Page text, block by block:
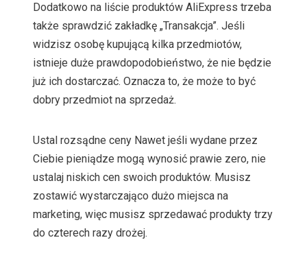
Dodatkowo na liście produktów AliExpress trzeba
także sprawdzić zakładkę „Transakcja”. Jeśli
widzisz osobę kupującą kilka przedmiotów,
istnieje duże prawdopodobieństwo, że nie będzie
już ich dostarczać. Oznacza to, że może to być
dobry przedmiot na sprzedaż.
Ustal rozsądne ceny Nawet jeśli wydane przez
Ciebie pieniądze mogą wynosić prawie zero, nie
ustalaj niskich cen swoich produktów. Musisz
zostawić wystarczająco dużo miejsca na
marketing, więc musisz sprzedawać produkty trzy
do czterech razy drożej.